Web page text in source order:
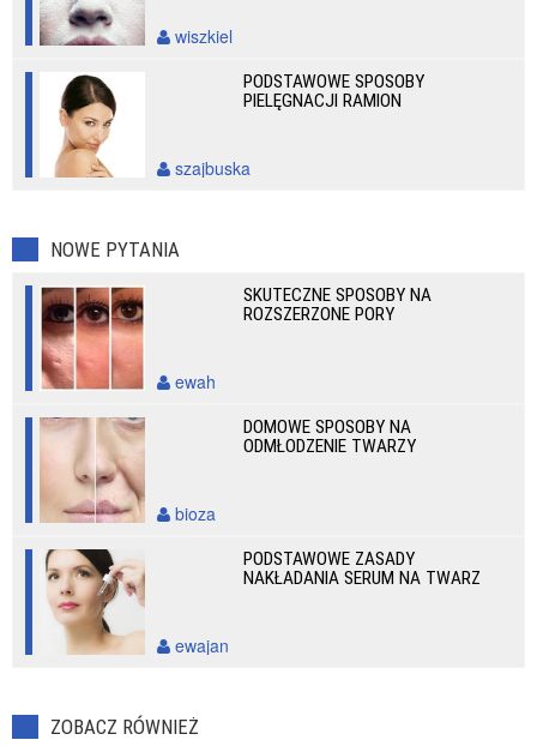
wiszkiel
PODSTAWOWE SPOSOBY
PIELĘGNACJI RAMION
szajbuska
NOWE PYTANIA
SKUTECZNE SPOSOBY NA
ROZSZERZONE PORY
ewah
DOMOWE SPOSOBY NA
ODMŁODZENIE TWARZY
bioza
PODSTAWOWE ZASADY
NAKŁADANIA SERUM NA TWARZ
ewajan
ZOBACZ RÓWNIEŻ